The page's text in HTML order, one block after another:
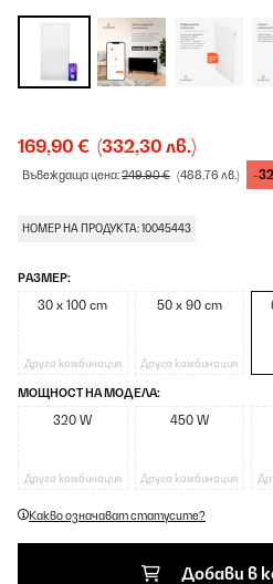
169,90 € (332,30 лв.)
Въвеждаща цена:249,90 € (488,76 лв.) -
НОМЕР НА ПРОДУКТА: 10045443
РАЗМЕР:
30 x 100 cm
Друга комбинация
50 x 90 cm
Друга комбинация
МОЩНОСТ НА МОДЕЛА:
320 W
Друга комбинация
450 W
Друга комбинация
Какво означават статусите?
Добави в